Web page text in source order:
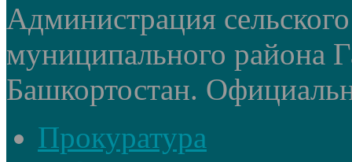
Администрация
муниципального района
Башкортостан.
Прокуратура